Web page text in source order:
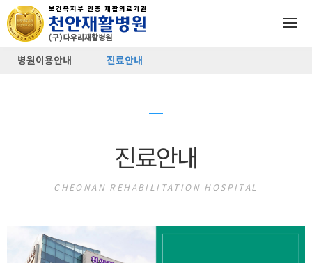
병원이용안내 진료안내
진료안내
CHEONAN REHABILITATION HOSPITAL